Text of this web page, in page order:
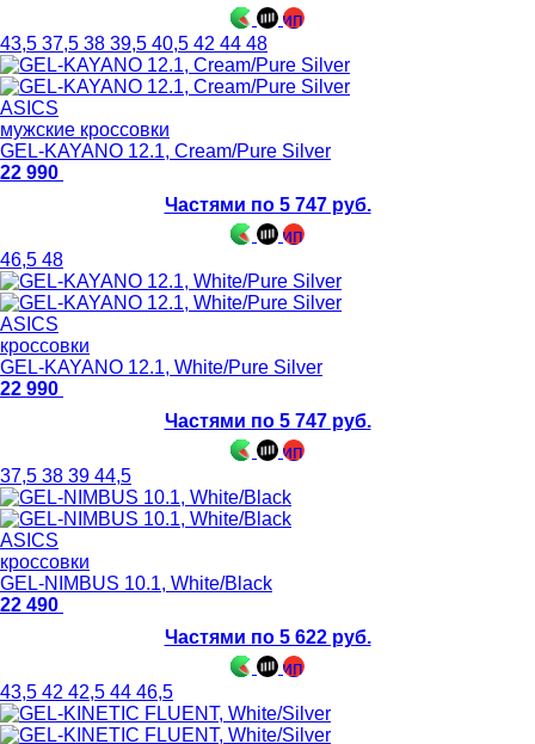
43,5 37,5 38 39,5 40,5 42 44 48
ASICS
мужские кроссовки
GEL-KAYANO 12.1, Cream/Pure Silver
22 990
Частями по 5 747 руб.
46,5 48
ASICS
кроссовки
GEL-KAYANO 12.1, White/Pure Silver
22 990
Частями по 5 747 руб.
37,5 38 39 44,5
ASICS
кроссовки
GEL-NIMBUS 10.1, White/Black
22 490
Частями по 5 622 руб.
43,5 42 42,5 44 46,5